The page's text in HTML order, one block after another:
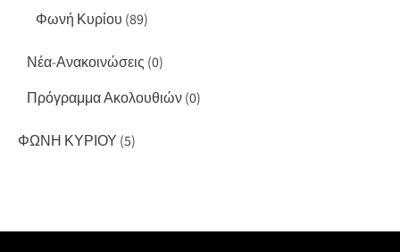
Φωνή Κυρίου (89)
Νέα-Ανακοινώσεις (0)
Πρόγραμμα Ακολουθιών(0)
ΦΩΝΗ ΚΥΡΙΟΥ (5)